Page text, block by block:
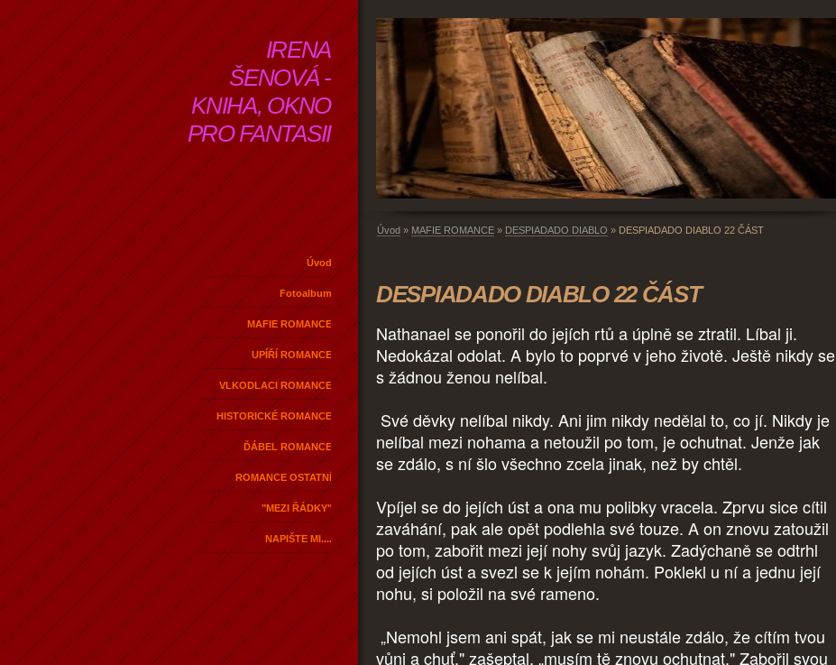
IRENA
ŠENOVÁ -
KNIHA, OKNO
PRO FANTASII
Úvod
Fotoalbum
MAFIE ROMANCE
UPÍŘÍ ROMANCE
VLKODLACI ROMANCE
HISTORICKÉ ROMANCE
ĎÁBEL ROMANCE
ROMANCE OSTATNÍ
"MEZI ŘÁDKY"
NAPIŠTE MI....
Úvod » MAFIE ROMANCE » DESPIADADO DIABLO » DESPIADADO DIABLO 22 ČÁST
DESPIADADO DIABLO 22 ČÁST
Nathanael se ponořil do jejích rtů a úplně se ztratil. Líbal ji.
Nedokázal odolat. A bylo to poprvé v jeho životě. Ještě nikdy se
s žádnou ženou nelíbal.
Své děvky nelíbal nikdy. Ani jim nikdy nedělal to, co jí. Nikdy je
nelíbal mezi nohama a netoužil po tom, je ochutnat. Jenže jak
se zdálo, s ní šlo všechno zcela jinak, než by chtěl.
Vpíjel se do jejích úst a ona mu polibky vracela. Zprvu sice cítil
zaváhání, pak ale opět podlehla své touze. A on znovu zatoužil
po tom, zabořit mezi její nohy svůj jazyk. Zadýchaně se odtrhl
od jejích úst a svezl se k jejím nohám. Poklekl u ní a jednu její
nohu, si položil na své rameno.
„Nemohl jsem ani spát, jak se mi neustále zdálo, že cítím tvou
vůni a chuť," zašeptal, „musím tě znovu ochutnat." Zabořil svou